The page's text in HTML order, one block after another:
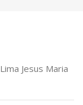
Jesus Maria